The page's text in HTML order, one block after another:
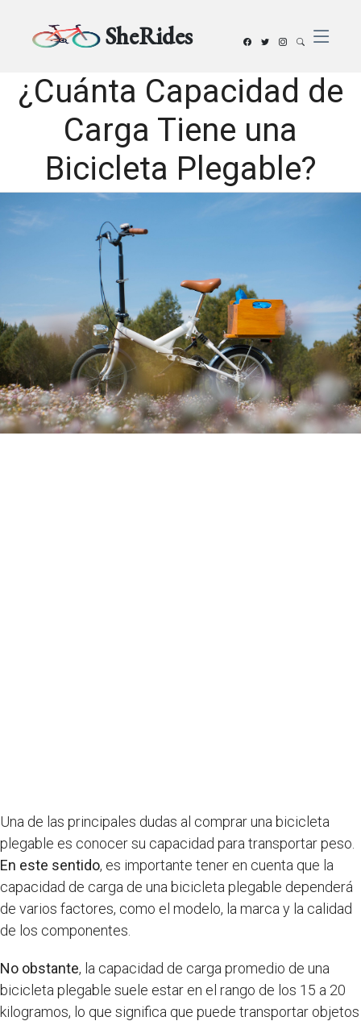
SheRides
¿Cuánta Capacidad de
Carga Tiene una
Bicicleta Plegable?
Una de las principales dudas al comprar una bicicleta
plegable es conocer su capacidad para transportar peso.
En este sentido, es importante tener en cuenta que la
capacidad de carga de una bicicleta plegable dependerá
de varios factores, como el modelo, la marca y la calidad
de los componentes.
No obstante, la capacidad de carga promedio de una
bicicleta plegable suele estar en el rango de los 15 a 20
kilogramos, lo que significa que puede transportar objetos